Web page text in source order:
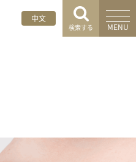
中文
検索する MENU